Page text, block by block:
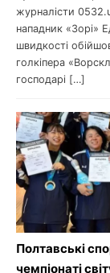
журналісти
нападник «Зорі»
швидкості
голкіпера
господарі […]
Полтавські
чемпіонаті